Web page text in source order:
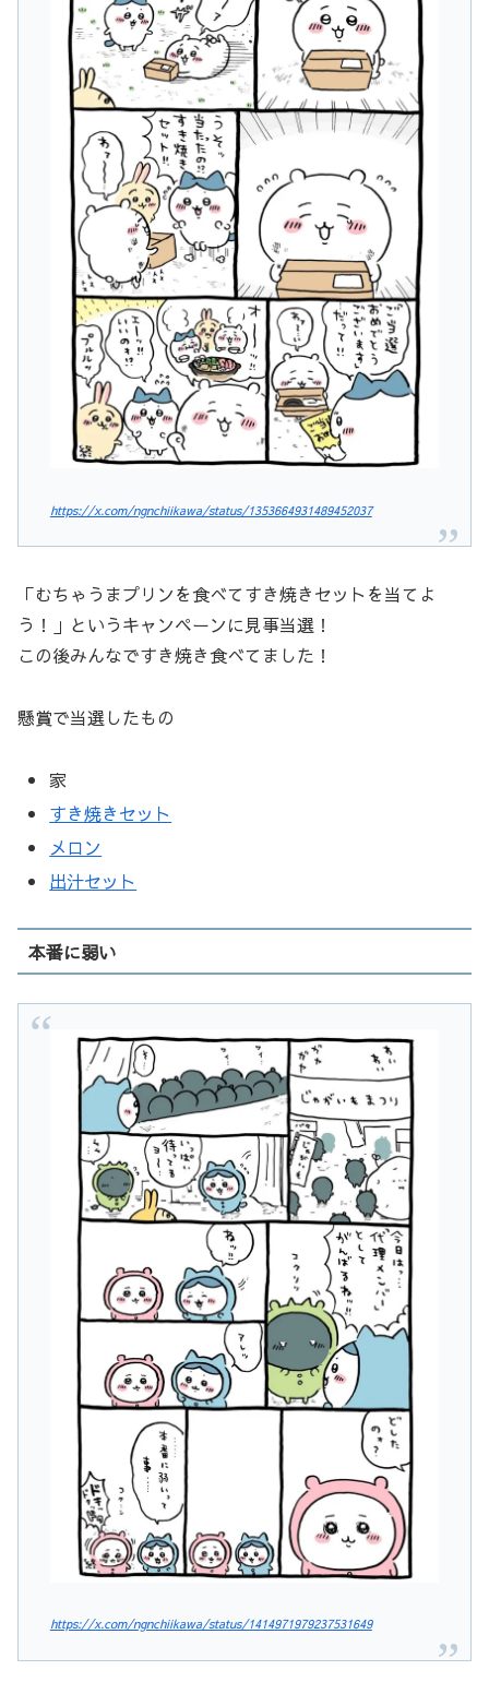
https://x.com/ngnchiikawa/status/1353664931489452037
「むちゃうまプリンを食べてすき焼きセットを当てよ
う！」というキャンペーンに見事当選！
この後みんなですき焼き食べてました！
懸賞で当選したもの
家
すき焼きセット
メロン
出汁セット
本番に弱い
https://x.com/ngnchiikawa/status/1414971979237531649